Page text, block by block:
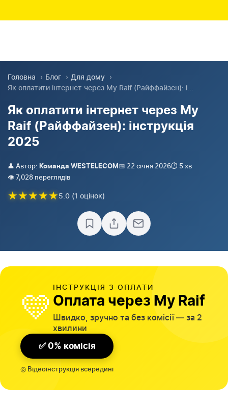
Головна › Блог › Для дому ›
Як оплатити інтернет через My Raif (Райффайзен): і...
Як оплатити інтернет через My
Raif (Райффайзен): інструкція
2025
👤 Автор: Команда WESTELECOM 📅 22 січня 2026⏱️ 5 хв
👁️ 7,028 переглядів
★★★★★5.0 (1 оцінок)
💛
ІНСТРУКЦІЯ З ОПЛАТИ
Оплата через My Raif
Швидко, зручно та без комісії — за 2
хвилини
✅ 0% комісія
◎ Відеоінструкція всередині